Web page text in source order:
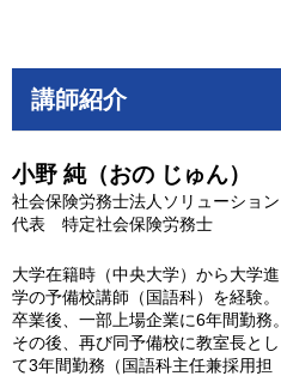
講師紹介
小野 純（おの じゅん）
社会保険労務士法人ソリューション
代表 特定社会保険労務士
大学在籍時（中央大学）から大学進
学の予備校講師（国語科）を経験。
卒業後、一部上場企業に6年間勤務。
その後、再び同予備校に教室長とし
て3年間勤務（国語科主任兼採用担